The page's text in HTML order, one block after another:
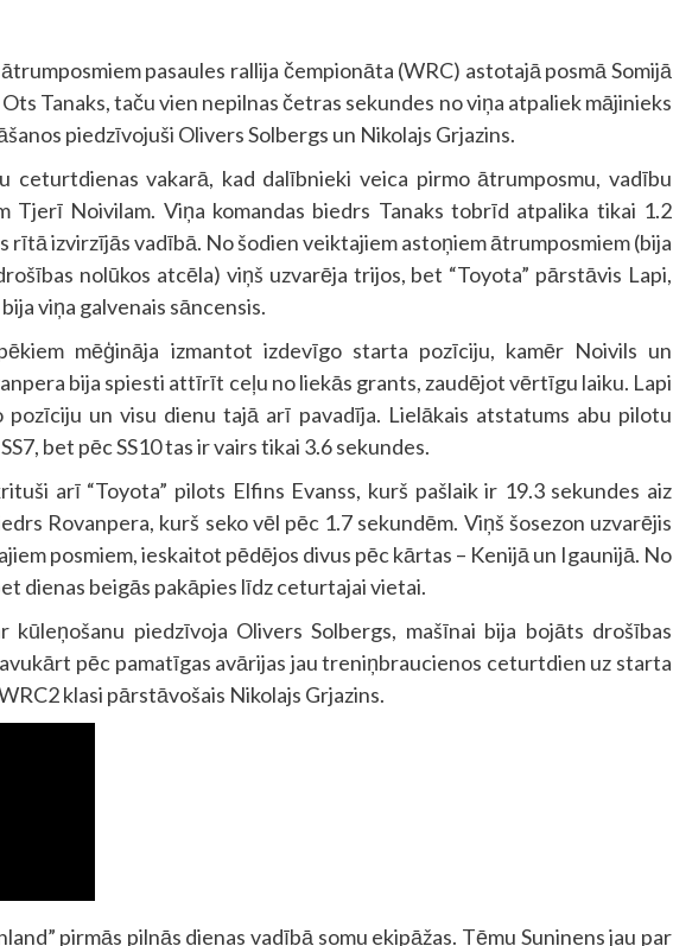
pasaules rallija čempionāta (WRC) astotajā posmā Somijā
Tanaks, taču vien nepilnas četras sekundes no viņa atpaliek mājinieks
piedzīvojuši Olivers Solbergs un Nikolajs Grjazins.
ceturtdienas vakarā, kad dalībnieki veica pirmo ātrumposmu, vadību
Tjerī Noivilam. Viņa komandas biedrs Tanaks tobrīd atpalika tikai 1.2
rītā izvirzījās vadībā. No šodien veiktajiem astoņiem ātrumposmiem (bija
nolūkos atcēla) viņš uzvarēja trijos, bet “Toyota” pārstāvis Lapi,
viņa galvenais sāncensis.
mēģināja izmantot izdevīgo starta pozīciju, kamēr Noivils un
bija spiesti attīrīt ceļu no liekās grants, zaudējot vērtīgu laiku. Lapi
pozīciju un visu dienu tajā arī pavadīja. Lielākais atstatums abu pilotu
bet pēc SS10 tas ir vairs tikai 3.6 sekundes.
arī “Toyota” pilots Elfins Evanss, kurš pašlaik ir 19.3 sekundes aiz
Rovanpera, kurš seko vēl pēc 1.7 sekundēm. Viņš šosezon uzvarējis
posmiem, ieskaitot pēdējos divus pēc kārtas – Kenijā un Igaunijā. No
dienas beigās pakāpies līdz ceturtajai vietai.
kūleņošanu piedzīvoja Olivers Solbergs, mašīnai bija bojāts drošības
pēc pamatīgas avārijas jau treniņbraucienos ceturtdien uz starta
klasi pārstāvošais Nikolajs Grjazins.
pirmās pilnās dienas vadībā somu ekipāžas. Tēmu Suninens jau par